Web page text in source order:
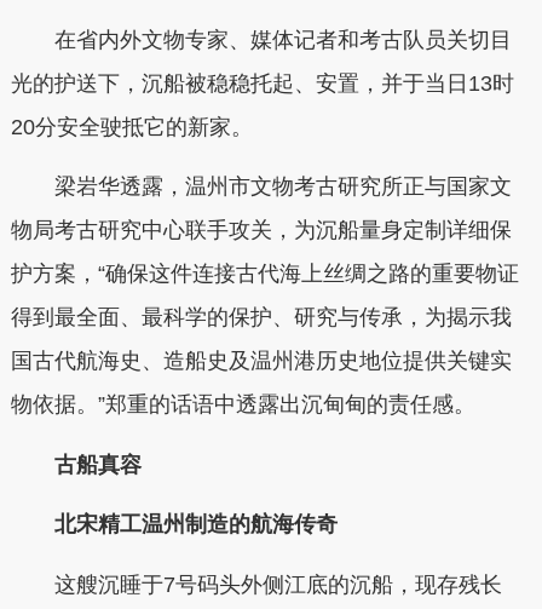
在省内外文物专家、媒体记者和考古队员关切目
光的护送下，沉船被稳稳托起、安置，并于当日13时
20分安全驶抵它的新家。
梁岩华透露，温州市文物考古研究所正与国家文
物局考古研究中心联手攻关，为沉船量身定制详细保
护方案，“确保这件连接古代海上丝绸之路的重要物证
得到最全面、最科学的保护、研究与传承，为揭示我
国古代航海史、造船史及温州港历史地位提供关键实
物依据。”郑重的话语中透露出沉甸甸的责任感。
古船真容
北宋精工温州制造的航海传奇
这艘沉睡于7号码头外侧江底的沉船，现存残长